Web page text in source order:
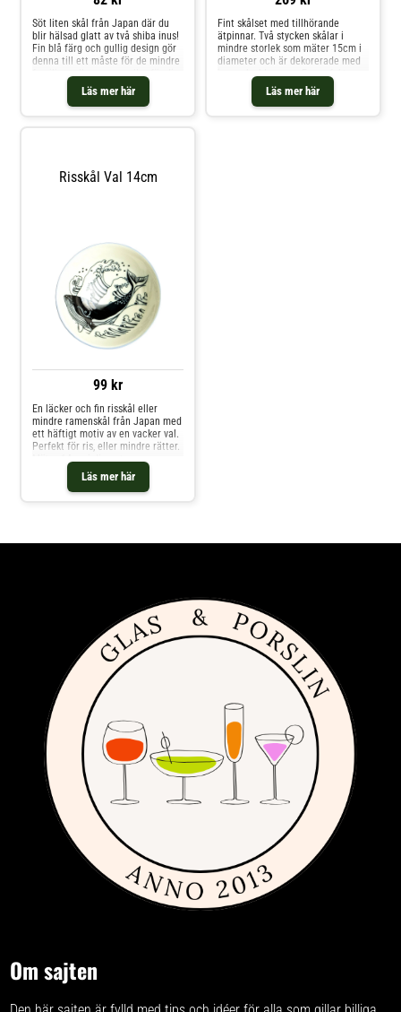
Läs mer här
Söt liten skål från Japan där du
blir hälsad glatt av två shiba inus!
Fin blå färg och gullig design gör
denna till ett måste för de mindre
familjemedlemmarna eller för dig
som älskar hundar. Mäter 14cm i
Läs mer här
Fint skålset med tillhörande
ätpinnar. Två stycken skålar i
mindre storlek som mäter 15cm i
diameter och är dekorerade med
japanska blommor. En perfekt
gåva för Japan– och
matintresserade vänner eller
familjemedlemmar (eller dig
Risskål Val 14cm
99 kr
Läs mer här
En läcker och fin risskål eller
mindre ramenskål från Japan med
ett häftigt motiv av en vacker val.
Perfekt för ris, eller mindre rätter.
Om sajten